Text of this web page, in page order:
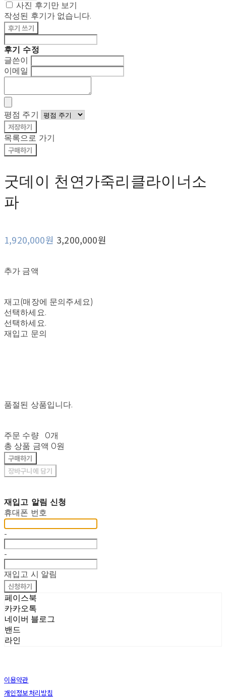
사진 후기만 보기
작성된 후기가 없습니다.
후기 쓰기
후기 수정
글쓴이
이메일
평점 주기
저장하기
목록으로 가기
구매하기
굿데이 천연가죽리클라이너소
파
1,920,000원 3,200,000원
추가 금액
재고(매장에 문의주세요)
선택하세요.
선택하세요.
재입고 문의
품절된 상품입니다.
주문 수량
0개
총 상품 금액 0원
구매하기
장바구니에 담기
재입고 알림 신청
휴대폰 번호
-
-
재입고 시 알림
신청하기
페이스북
카카오톡
네이버 블로그
밴드
라인
이용약관
개인정보처리방침